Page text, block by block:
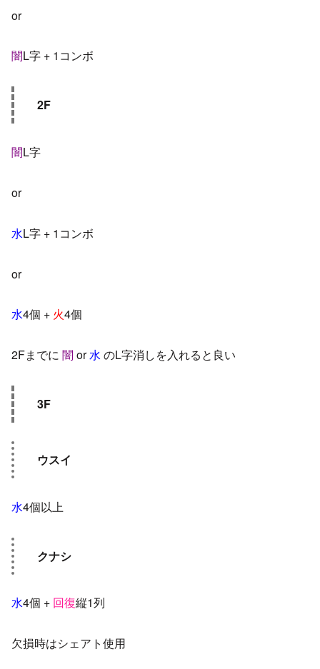
or
闇L字 + 1コンボ
2F
闇L字
or
水L字 + 1コンボ
or
水4個 + 火4個
2Fまでに 闇 or水 のL字消しを入れると良い
3F
ウスイ
水4個以上
クナシ
水4個 + 回復縦1列
欠損時はシェアト使用